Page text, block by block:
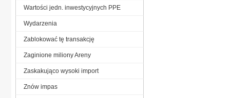
Wartości jedn. inwestycyjnych PPE
Wydarzenia
Zablokować tę transakcję
Zaginione miliony Areny
Zaskakująco wysoki import
Znów impas